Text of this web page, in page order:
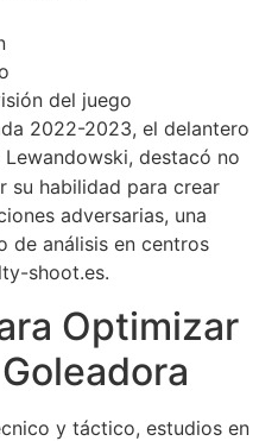
del juego
2022-2023, el delantero
Lewandowski, destacó no
su habilidad para crear
adversarias, una
de análisis en centros
shoot.es.
Optimizar
y táctico, estudios en